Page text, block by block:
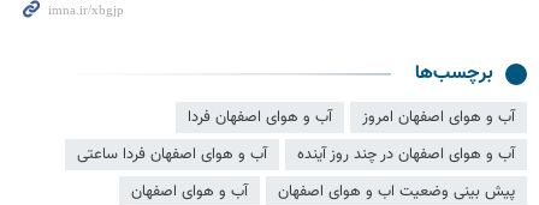
برچسب‌ها
آب و هوای اصفهان امروز
آب و هوای اصفهان فردا
آب و هوای اصفهان در چند روز آینده
آب و هوای اصفهان فردا ساعتی
پیش بینی وضعیت اب و هوای اصفهان
آب و هوای اصفهان